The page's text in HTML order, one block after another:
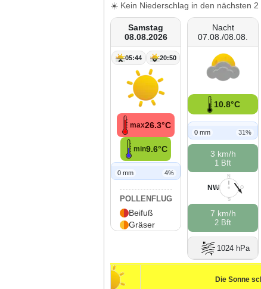
☀️ Kein Niederschlag in den nächsten 2
Samstag
08.08.2026
05:44 20:50
max26.3°C
min9.6°C
0 mm 4%
POLLENFLUG
Beifuß
Gräser
Nacht
07.08./08.08.
10.8°C
0 mm 31%
3 km/h
1 Bft
N
O
S
W
NW
7 km/h
2 Bft
1024 hPa
Die Sonne